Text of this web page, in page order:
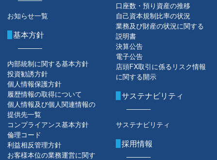
お知らせ一覧
口座数・預り資産の推移
自己資本規制比率の状況
業務及び財産の状況に関する
説明書
決算公告
電子公告
店頭FX取引に係るリスク情報
に関する開示
基本方針
内部統制に関する基本方針
投資勧誘方針
個人情報保護方針
履歴情報の取得について
個人情報及び個人関連情報の
提供先一覧
コンプライアンス基本方針
倫理コード
利益相反管理方針
お客様本位の業務運営に関す
サステナビリティ
サステナビリティ
採用情報